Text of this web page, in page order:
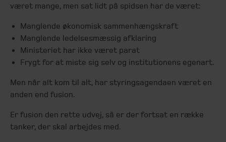
været mange, men sat lidt på spidsen har de været:
Manglende økonomisk sammenhængskraft
Manglende ledelsesmæssig afklaring
Ministeriet har ikke været parat
Frygt for at miste sig selv og institutionens egenart.
Men når alt kom til alt, har styringsagendaen været en
anden end fusion.
Er fusion den rette udvej, så er der fortsat en række
tanker, der skal arbejdes med.